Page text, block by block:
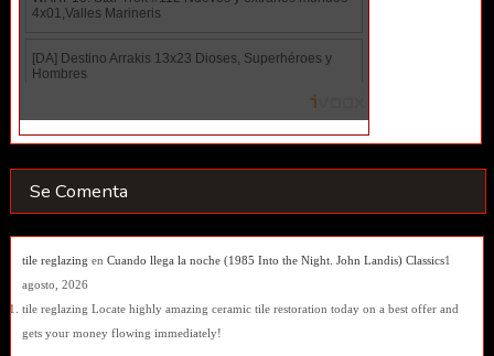
Se Comenta
tile reglazing en Cuando llega la noche (1985 Into the Night. John Landis) Classics1
agosto, 2026
tile reglazing Locate highly amazing ceramic tile restoration today on a best offer and
gets your money flowing immediately!